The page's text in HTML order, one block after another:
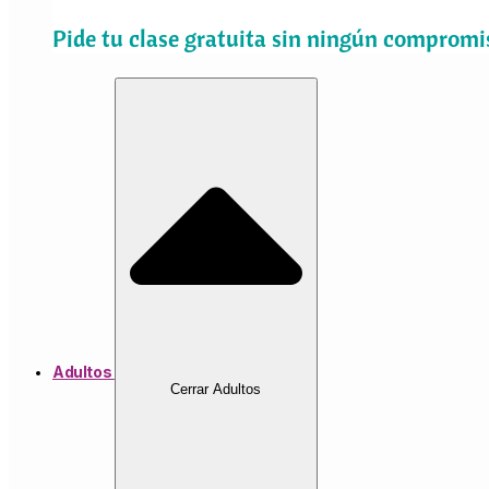
Pide tu clase gratuita sin ningún
Adultos
Cerrar Adultos